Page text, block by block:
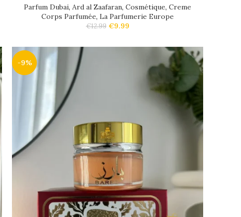
Parfum Dubai, Ard al Zaafaran, Cosmétique, Creme
Corps Parfumée, La Parfumerie Europe
€12.99 €9.99
-9%